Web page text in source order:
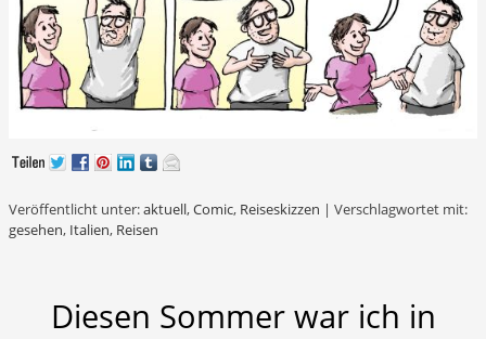
Veröffentlicht unter:aktuell,Comic, Reiseskizzen | Verschlagwortet mit:
gesehen, Italien, Reisen
Diesen Sommer war ich in